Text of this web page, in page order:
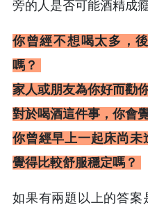
旁的人是否可能酒精成
你曾經不想喝太多，
嗎？
家人或朋友為你好而勸
對於喝酒這件事，你會
你曾經早上一起床尚未
覺得比較舒服穩定嗎？
如果有兩題以上的答案